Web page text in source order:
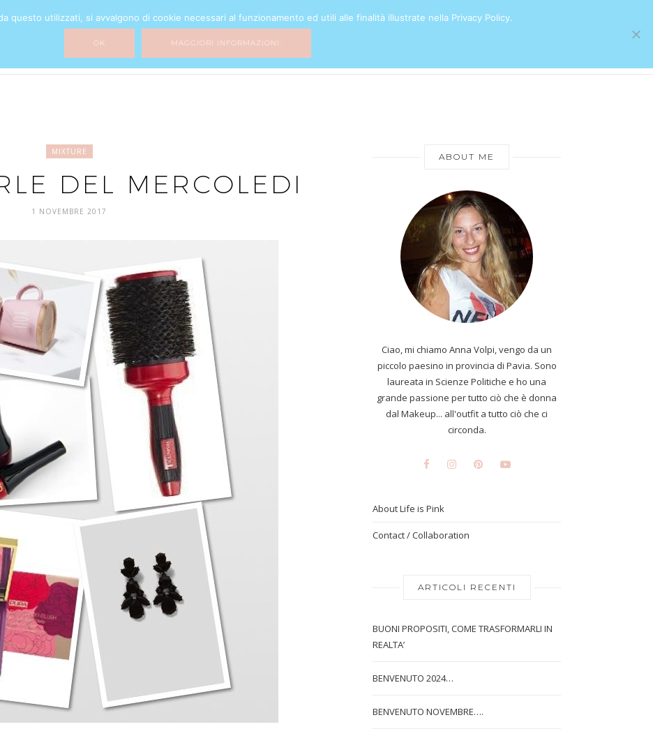
MIXTURE
DEL MERCOLEDI
1 NOVEMBRE 2017
ABOUT ME
Ciao, mi chiamo Anna Volpi, vengo da un
piccolo paesino in provincia di Pavia. Sono
laureata in Scienze Politiche e ho una
grande passione per tutto ciò che è donna
dal Makeup... all'outfit a tutto ciò che ci
circonda.
About Life is Pink
Contact / Collaboration
ARTICOLI RECENTI
BUONI PROPOSITI, COME TRASFORMARLI IN
REALTA’
BENVENUTO 2024…
BENVENUTO NOVEMBRE….
questo utilizzati, si avvalgono di cookie necessari al funzionamento ed utili alle finalità illustrate nella Privacy Policy.
OK MAGGIORI INFORMAZIONI.